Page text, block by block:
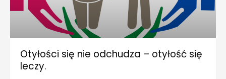
Otyłości się nie odchudza – otyłość się
leczy.